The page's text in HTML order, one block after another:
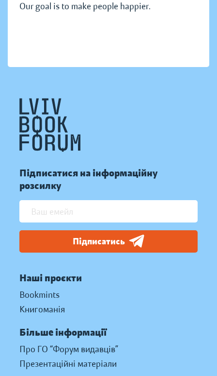
Our goal is to make people happier.
Підписатися на інформаційну
розсилку
Підписатись
Наші проєкти
Bookmints
Книгоманія
Більше інформації
Про ГО “Форум видавців”
Презентаційні матеріали